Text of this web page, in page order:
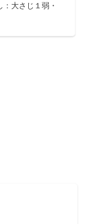
大さじ１弱・